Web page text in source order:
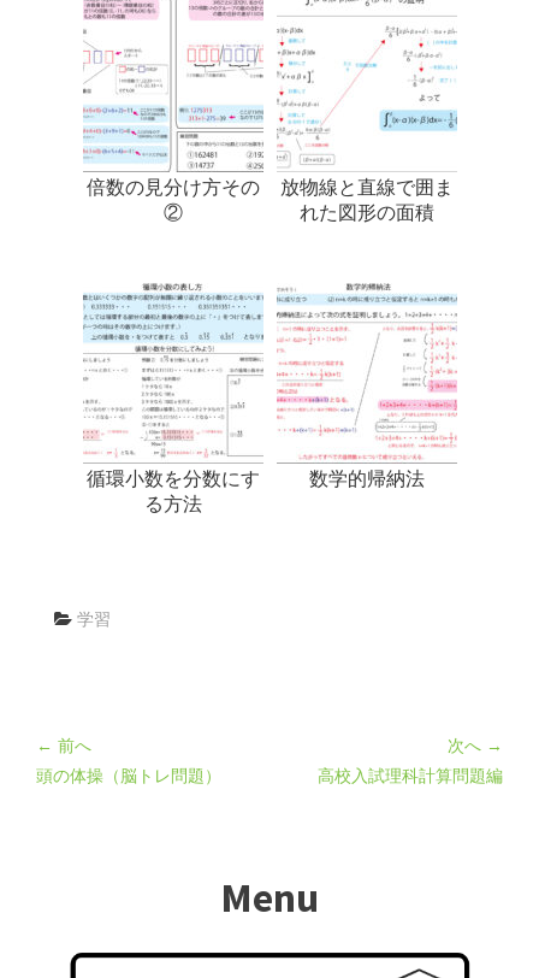
倍数の見分け方その
②
放物線と直線で囲ま
れた図形の面積
循環小数を分数にす
る方法
数学的帰納法
学習
← 前へ
頭の体操（脳トレ問題）
次へ →
高校入試理科計算問題編
Menu